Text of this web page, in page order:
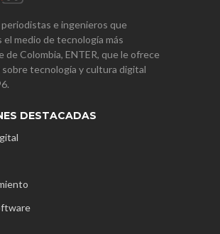
periodistas e ingenieros que
el medio de tecnología más
de Colombia, ENTER, que le ofrece
tecnología y cultura digital
DESTACADAS